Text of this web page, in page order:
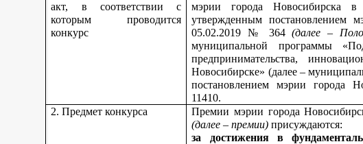
акт, в соответствии с
которым проводится
конкурс
мэрии города Новосибирска
утвержденным постановлением
05.02.2019 № 364(далее –
муниципальной программы
предпринимательства,
Новосибирске» (далее –
постановлением мэрии города
11410.
2. Предмет конкурса
Премии мэрии города
(далее – премии) присуждаются:
за достижения в